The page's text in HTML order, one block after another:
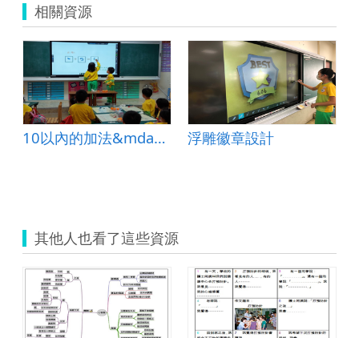
相關資源
10以內的加法&mdash;併加型 浮雕徽章設計
其他人也看了這些資源